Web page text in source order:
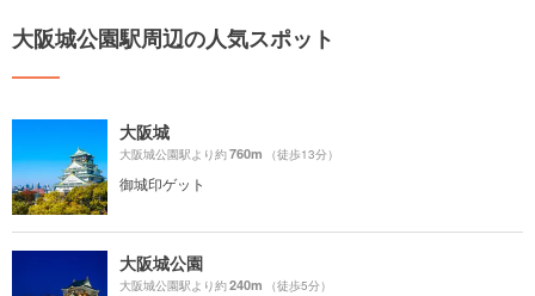
大阪城公園駅周辺の人気スポット
大阪城
大阪城公園駅より約760m （徒歩13分）
御城印ゲット
大阪城公園
大阪城公園駅より約240m （徒歩5分）